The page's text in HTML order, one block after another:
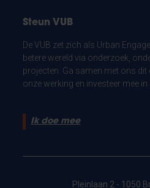
Steun VUB
De VUB zet zich als Urban
betere wereld via onderzoek,
projecten. Ga samen met ons dit
onze werking en investeer mee
Ik doe mee
Pleinlaan 2 - 1050